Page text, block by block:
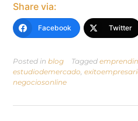
Share via:
Facebook Twitter
Posted in blog Tagged
estudiodemercado,
negociosonline